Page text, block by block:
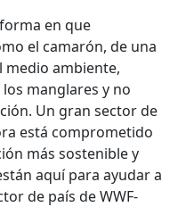
en que
el camarón, de una
medio ambiente,
manglares y no
Un gran sector de
está comprometido
más sostenible y
aquí para ayudar a
de país de WWF-